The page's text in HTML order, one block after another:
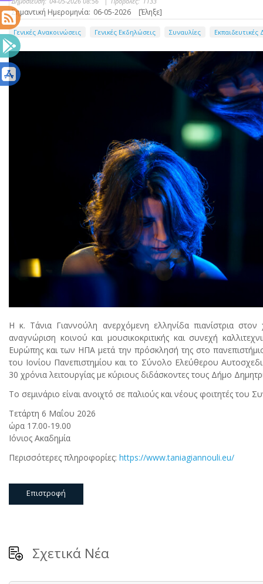
Σημαντική Ημερομηνία: 06-05-2026 [Έληξε]
Γενικές Ανακοινώσεις Γενικές Εκδηλώσεις Συναυλίες Εκπαιδευτικές
Η κ. Τάνια Γιαννούλη ανερχόμενη ελληνίδα πιανίστρια
αναγνώριση κοινού και μουσικοκριτικής και συνεχή
Ευρώπης και των ΗΠΑ μετά την πρόσκλησή της στο
του Ιονίου Πανεπιστημίου και το Σύνολο Ελεύθερου
30 χρόνια λειτουργίας με κύριους διδάσκοντες τους Δήμο
Το σεμινάριο είναι ανοιχτό σε παλιούς και νέους φοιτητές
Τετάρτη 6 Μαΐου 2026
ώρα 17.00-19.00
Ιόνιος Ακαδημία
Περισσότερες πληροφορίες: https://www.taniagiannouli.eu/
Επιστροφή
Σχετικά Νέα